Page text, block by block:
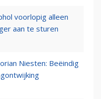
voorlopig alleen
aan te sturen
Niesten: Beëindig